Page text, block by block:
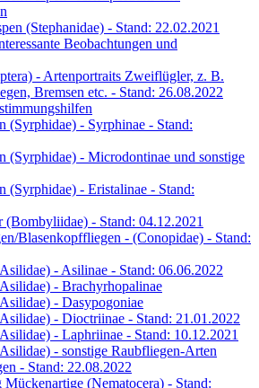
(Stephanidae) - Stand: 22.02.2021
Beobachtungen und
- Artenportraits Zweiflügler, z. B.
Bremsen etc. - Stand: 26.08.2022
(Syrphidae) - Syrphinae - Stand:
(Syrphidae) - Microdontinae und sonstige
(Syrphidae) - Eristalinae - Stand:
(Bombyliidae) - Stand: 04.12.2021
Blasenkopffliegen - (Conopidae) - Stand:
- Asilinae - Stand: 06.06.2022
- Brachyrhopalinae
- Dasypogoniae
- Dioctriinae - Stand: 21.01.2022
- Laphriinae - Stand: 10.12.2021
- sonstige Raubfliegen-Arten
- Stand: 22.08.2022
(Nematocera) - Stand: